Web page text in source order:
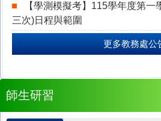
【學測模擬考】115學年度第一
三次)日程與範圍
更多教務處公
師生研習